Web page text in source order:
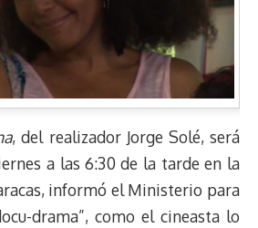
, del realizador Jorge Solé, será
a las 6:30 de la tarde en la
informó el Ministerio para
drama”, como el cineasta lo